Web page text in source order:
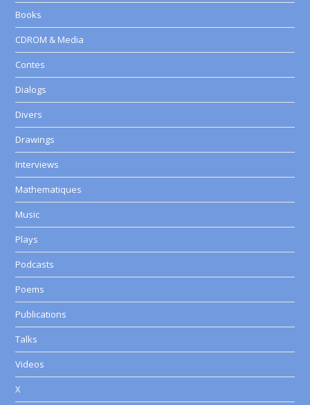
Books
CDROM & Media
Contes
Dialogs
Divers
Drawings
Interviews
Mathematiques
Music
Plays
Podcasts
Poems
Publications
Talks
Videos
X